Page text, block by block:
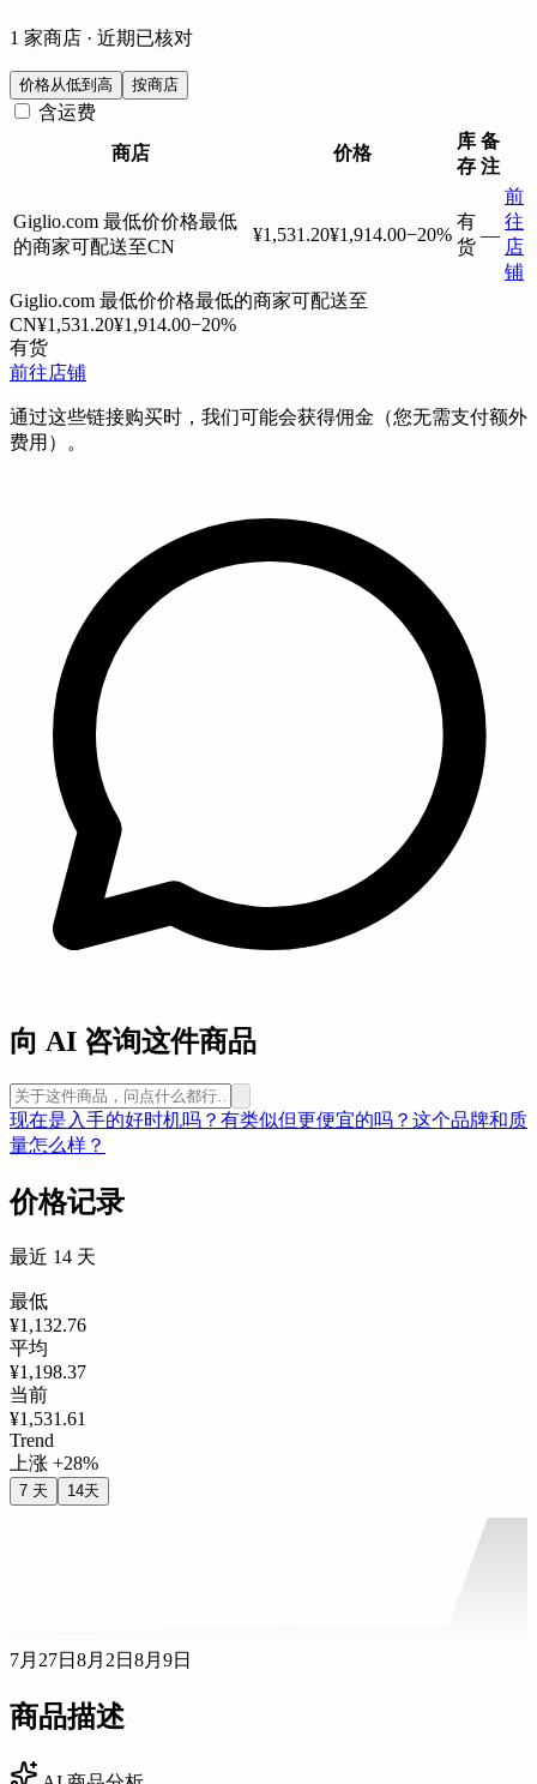
1 家商店 · 近期已核对
价格从低到高 按商店
含运费
商店
价格
库
存
备
注
Giglio.com 最低价价格最低
的商家可配送至CN
¥1,531.20¥1,914.00−20%
有
货
—
前
往
店
铺
Giglio.com 最低价价格最低的商家可配送至
CN¥1,531.20¥1,914.00−20%
有货
前往店铺
通过这些链接购买时，我们可能会获得佣金（您无需支付额外
费用）。
向 AI 咨询这件商品
现在是入手的好时机吗？ 有类似但更便宜的吗？ 这个品牌和质
量怎么样？
价格记录
最近 14 天
最低
¥1,132.76
平均
¥1,198.37
当前
¥1,531.61
Trend
上涨 +28%
7 天 14天
7月27日 8月2日 8月9日
商品描述